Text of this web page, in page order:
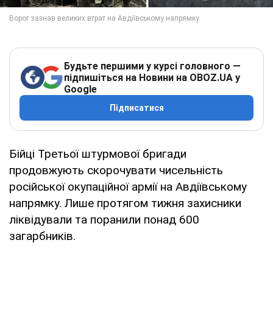
Будьте першими у курсі головного —
підпишіться на Новини на OBOZ.UA у
Google
Підписатися
Бійці Третьої штурмової бригади
продовжують скорочувати чисельність
російської окупаційної армії на Авдіївському
напрямку. Лише протягом тижня захисники
ліквідували та поранили понад 600
загарбників.